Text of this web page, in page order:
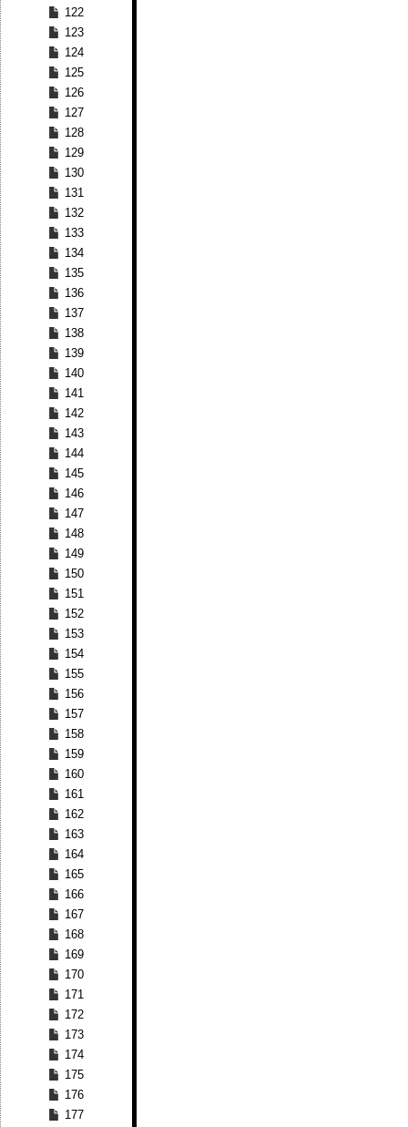
122
123
124
125
126
127
128
129
130
131
132
133
134
135
136
137
138
139
140
141
142
143
144
145
146
147
148
149
150
151
152
153
154
155
156
157
158
159
160
161
162
163
164
165
166
167
168
169
170
171
172
173
174
175
176
177